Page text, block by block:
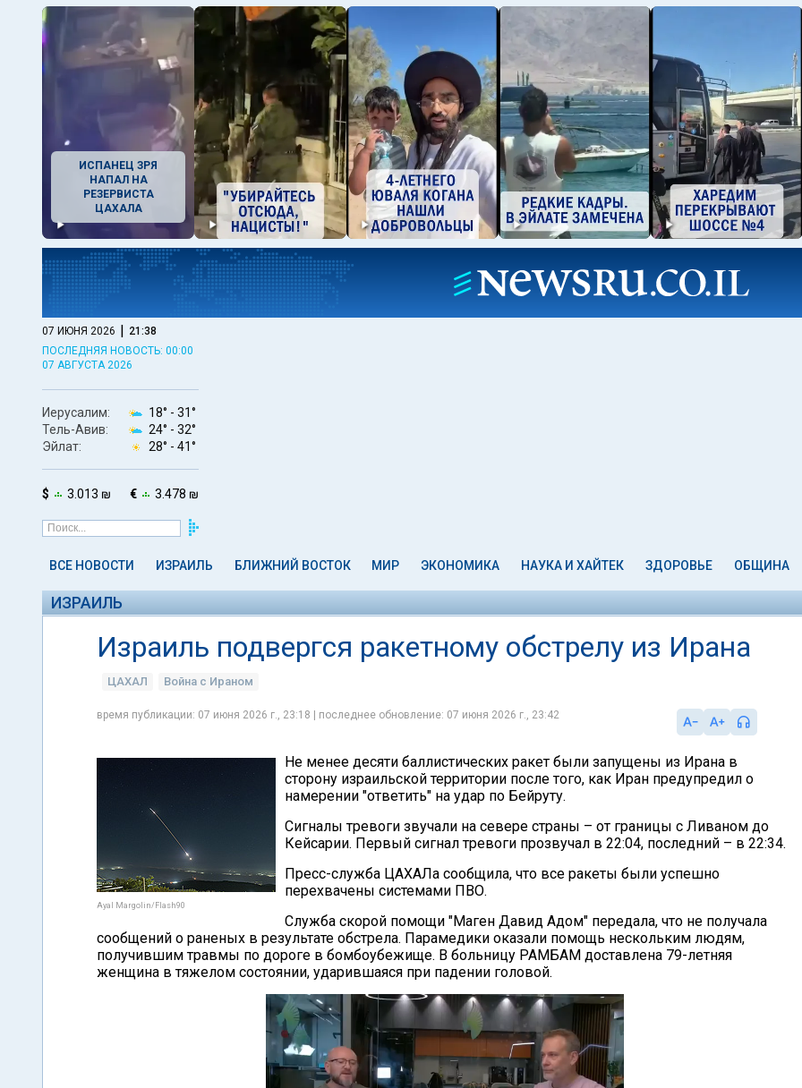
ИСПАНЕЦ ЗРЯ
НАПАЛ НА
РЕЗЕРВИСТА
ЦАХАЛА
07 ИЮНЯ 2026 | 21:38
ПОСЛЕДНЯЯ НОВОСТЬ: 00:00
07 АВГУСТА 2026
Иерусалим: 18° - 31°
Тель-Авив:
24° - 32°
Эйлат:
28° - 41°
$ 3.013 ₪ € 3.478 ₪
ВСЕ НОВОСТИ ИЗРАИЛЬ БЛИЖНИЙ ВОСТОК МИР ЭКОНОМИКА НАУКА И ХАЙТЕК ЗДОРОВЬЕ ОБЩИНА
ИЗРАИЛЬ
Израиль подвергся ракетному обстрелу из Ирана
ЦАХАЛ Война с Ираном
время публикации: 07 июня 2026 г., 23:18 | последнее обновление: 07 июня 2026 г., 23:42
Ayal Margolin/Flash90
Не менее десяти баллистических ракет были запущены из Ирана в
сторону израильской территории после того, как Иран предупредил о
намерении "ответить" на удар по Бейруту.
Сигналы тревоги звучали на севере страны – от границы с Ливаном до
Кейсарии. Первый сигнал тревоги прозвучал в 22:04, последний – в 22:34.
Пресс-служба ЦАХАЛа сообщила, что все ракеты были успешно
перехвачены системами ПВО.
Служба скорой помощи "Маген Давид Адом" передала, что не получала
сообщений о раненых в результате обстрела. Парамедики оказали помощь нескольким людям,
получившим травмы по дороге в бомбоубежище. В больницу РАМБАМ доставлена 79-летняя
женщина в тяжелом состоянии, ударившаяся при падении головой.